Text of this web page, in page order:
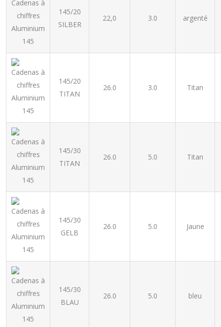
145/20
SILBER
22,0 3.0 argenté
145/20
TITAN
26.0 3.0 Titan
145/30
TITAN
26.0 5.0 Titan
145/30
GELB
26.0 5.0 Jaune
145/30
BLAU
26.0 5.0 bleu